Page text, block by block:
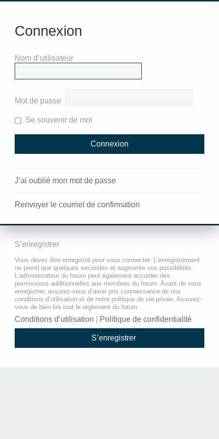
Connexion
Nom d’utilisateur
Mot de passe
Se souvenir de moi
J’ai oublié mon mot de passe
Renvoyer le courriel de confirmation
S’enregistrer
Vous devez être enregistré pour vous connecter. L’enregistrement
ne prend que quelques secondes et augmente vos possibilités.
L’administrateur du forum peut également accorder des
permissions additionnelles aux membres du forum. Avant de vous
enregistrer, assurez-vous d’avoir pris connaissance de nos
conditions d’utilisation et de notre politique de vie privée. Assurez-
vous de bien lire tout le règlement du forum.
Conditions d’utilisation Politique de confidentialité
S’enregistrer